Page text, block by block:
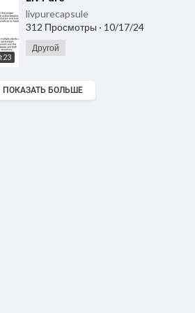
livpurecapsule
312 Просмотры · 10/17/24
Другой
ПОКАЗАТЬ БОЛЬШЕ